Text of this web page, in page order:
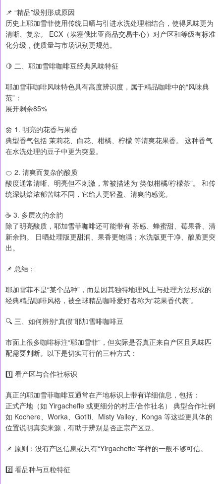
📌 “精品”级别形成原因
历史上耶加雪菲使用传统日晒与引进水洗处理相结合，使得风味更为
清晰、复杂。 ECX（埃塞俄比亚商品交易中心）对产区和等级有标准
化分级，使质量与市场识别更规范。
🍋 二、耶加雪啡咖啡豆经典风味特征
耶加雪菲咖啡风味特色具有高度辨识度，属于精品咖啡中的“风味典
范”：
展开剩余85%
🌼 1. 明亮的花香与果香
典型香气包括 茉莉花、白花、柑橘、柠檬 等清爽花果香。 这种香气
在水洗处理的豆子中更为突显。
🍊 2. 清爽而复杂的酸质
酸度通常清晰、明亮但不刺激，常被描述为“类似柑橘/柠檬茶”。 和传
统深烘焙浓郁苦味不同，它给人更轻盈、清爽的感觉。
☕ 3. 多层次的余韵
除了明亮酸质，耶加雪菲咖啡还可能带有 茶感、蜂蜜甜、莓果香、清
新余韵。 日晒处理版更甜润、果香更饱满；水洗版更干净、酸质更突
出。
📌 总结：
耶加雪菲不是“某个品种”，而是因其独特地理风土与处理方法形成的
经典精品咖啡风格，被全球精品咖啡爱好者称为“花果香代表”。
🔍 三、如何辨别“真假”耶加雪啡咖啡豆
市面上很多咖啡标注“耶加雪菲”，但实际是否真正来自产区且风味匹
配需要判断。以下是切实可行的三种方式：
1️⃣ 看产区与合作社标识
真正的耶加雪菲咖啡豆通常在产地标识上带有详细信息，包括：
正式产地（如 Yirgacheffe 或更细分的村庄/合作社名） 典型合作社例
如 Kochere、Worka、Gotiti、Misty Valley、Konga 等这些更具体的
位置说明真实来源，有助于辨别是否正宗产区豆。
📌 原则：没有产区信息或只有“Yirgacheffe”字样的一般不够可信。
2️⃣ 看品种与豆粒特征